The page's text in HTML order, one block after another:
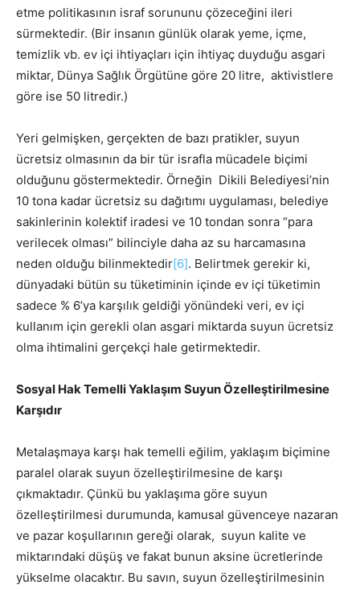
etme politikasının israf sorununu çözeceğini ileri
sürmektedir. (Bir insanın günlük olarak yeme, içme,
temizlik vb. ev içi ihtiyaçları için ihtiyaç duyduğu asgari
miktar, Dünya Sağlık Örgütüne göre 20 litre, aktivistlere
göre ise 50 litredir.)
Yeri gelmişken, gerçekten de bazı pratikler, suyun
ücretsiz olmasının da bir tür israfla mücadele biçimi
olduğunu göstermektedir. Örneğin Dikili Belediyesi’nin
10 tona kadar ücretsiz su dağıtımı uygulaması, belediye
sakinlerinin kolektif iradesi ve 10 tondan sonra “para
verilecek olması” bilinciyle daha az su harcamasına
neden olduğu bilinmektedir[6]. Belirtmek gerekir ki,
dünyadaki bütün su tüketiminin içinde ev içi tüketimin
sadece % 6’ya karşılık geldiği yönündeki veri, ev içi
kullanım için gerekli olan asgari miktarda suyun ücretsiz
olma ihtimalini gerçekçi hale getirmektedir.
Sosyal Hak Temelli Yaklaşım Suyun Özelleştirilmesine
Karşıdır
Metalaşmaya karşı hak temelli eğilim, yaklaşım biçimine
paralel olarak suyun özelleştirilmesine de karşı
çıkmaktadır. Çünkü bu yaklaşıma göre suyun
özelleştirilmesi durumunda, kamusal güvenceye nazaran
ve pazar koşullarının gereği olarak, suyun kalite ve
miktarındaki düşüş ve fakat bunun aksine ücretlerinde
yükselme olacaktır. Bu savın, suyun özelleştirilmesinin